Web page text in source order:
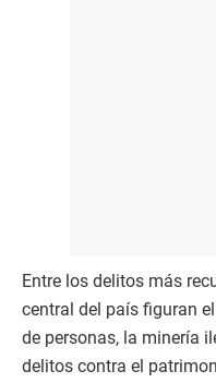
Entre los delitos más
central del país figuran
de personas, la minería
delitos contra el